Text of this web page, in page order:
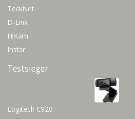
TeckNet
D-Link
HiKam
Instar
Testsieger
Logitech C920